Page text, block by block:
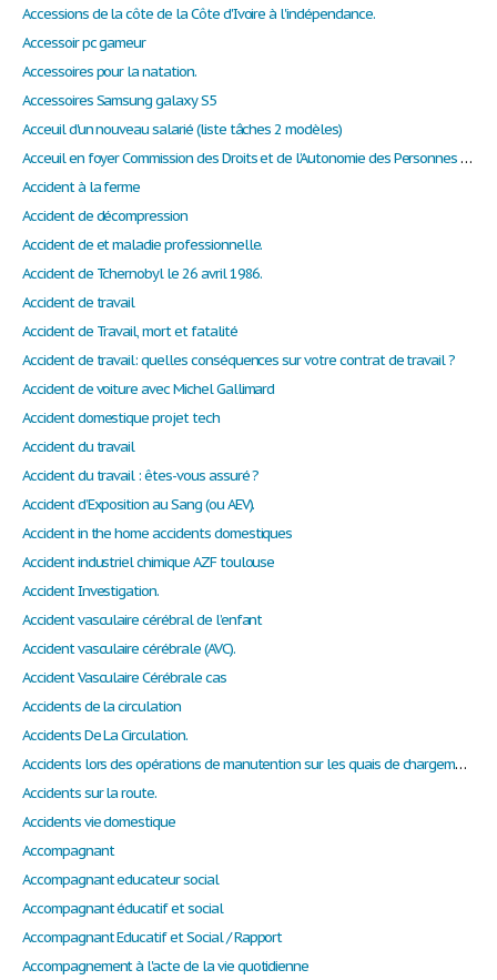
Accessions de la côte de la Côte d'Ivoire à l'indépendance.
Accessoir pc gameur
Accessoires pour la natation.
Accessoires Samsung galaxy S5
Acceuil d'un nouveau salarié (liste tâches 2 modèles)
Acceuil en foyer Commission des Droits et de l’Autonomie des Personnes Handicapées
Accident à la ferme
Accident de décompression
Accident de et maladie professionnelle.
Accident de Tchernobyl le 26 avril 1986.
Accident de travail
Accident de Travail, mort et fatalité
Accident de travail: quelles conséquences sur votre contrat de travail ?
Accident de voiture avec Michel Gallimard
Accident domestique projet tech
Accident du travail
Accident du travail : êtes-vous assuré ?
Accident d’Exposition au Sang (ou AEV).
Accident in the home accidents domestiques
Accident industriel chimique AZF toulouse
Accident Investigation.
Accident vasculaire cérébral de l’enfant
Accident vasculaire cérébrale (AVC).
Accident Vasculaire Cérébrale cas
Accidents de la circulation
Accidents De La Circulation.
Accidents lors des opérations de manutention sur les quais de chargement
Accidents sur la route.
Accidents vie domestique
Accompagnant
Accompagnant educateur social
Accompagnant éducatif et social
Accompagnant Educatif et Social / Rapport
Accompagnement à l'acte de la vie quotidienne